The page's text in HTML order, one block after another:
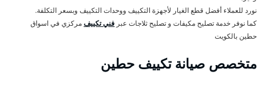
نورد للعملاء أفضل قطع الغيار لأجهزة التكييف ووحدات التكييف وبسعر التكلفة.
كما نوفر خدمة تصليح مكيفات و تصليح ثلاجات عبر فني تكييفمركزي في اسواق
حطين بالكويت
متخصص صيانة تكييف حطين